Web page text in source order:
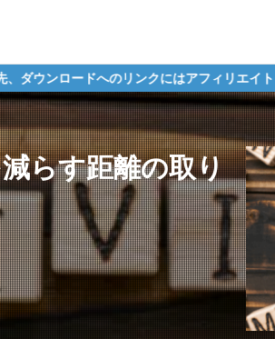
ンクにはアフィリエイトタグが含まれてお
らす距離の取り